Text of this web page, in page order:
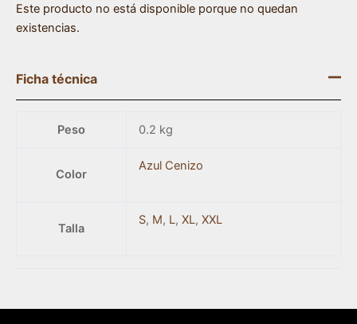
Este producto no está disponible porque no quedan
existencias.
Ficha técnica
Peso 0.2 kg
Color
Azul Cenizo
Talla
S, M, L, XL, XXL